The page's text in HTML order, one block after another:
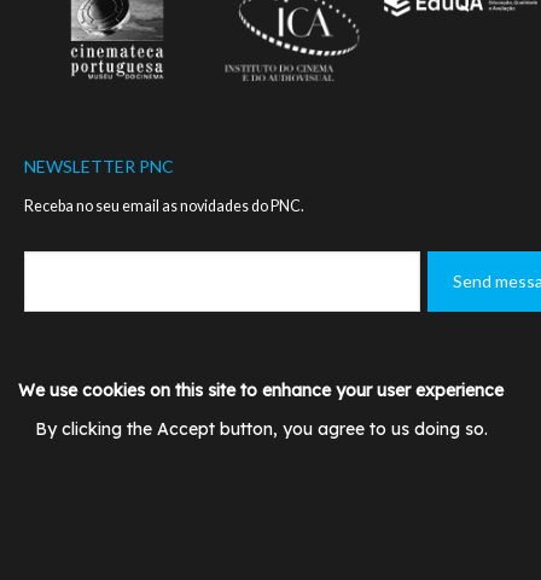
NEWSLETTER PNC
Receba no seu email as novidades do PNC.
Footer
menu
MANUAL DE NORMAS - LOGO PNC CONTACTOS
POLÍTICA DE PRIVACIDADE TERMOS DE
We use cookies on this site to enhance your user experience
By clicking the Accept button, you agree to us doing so.